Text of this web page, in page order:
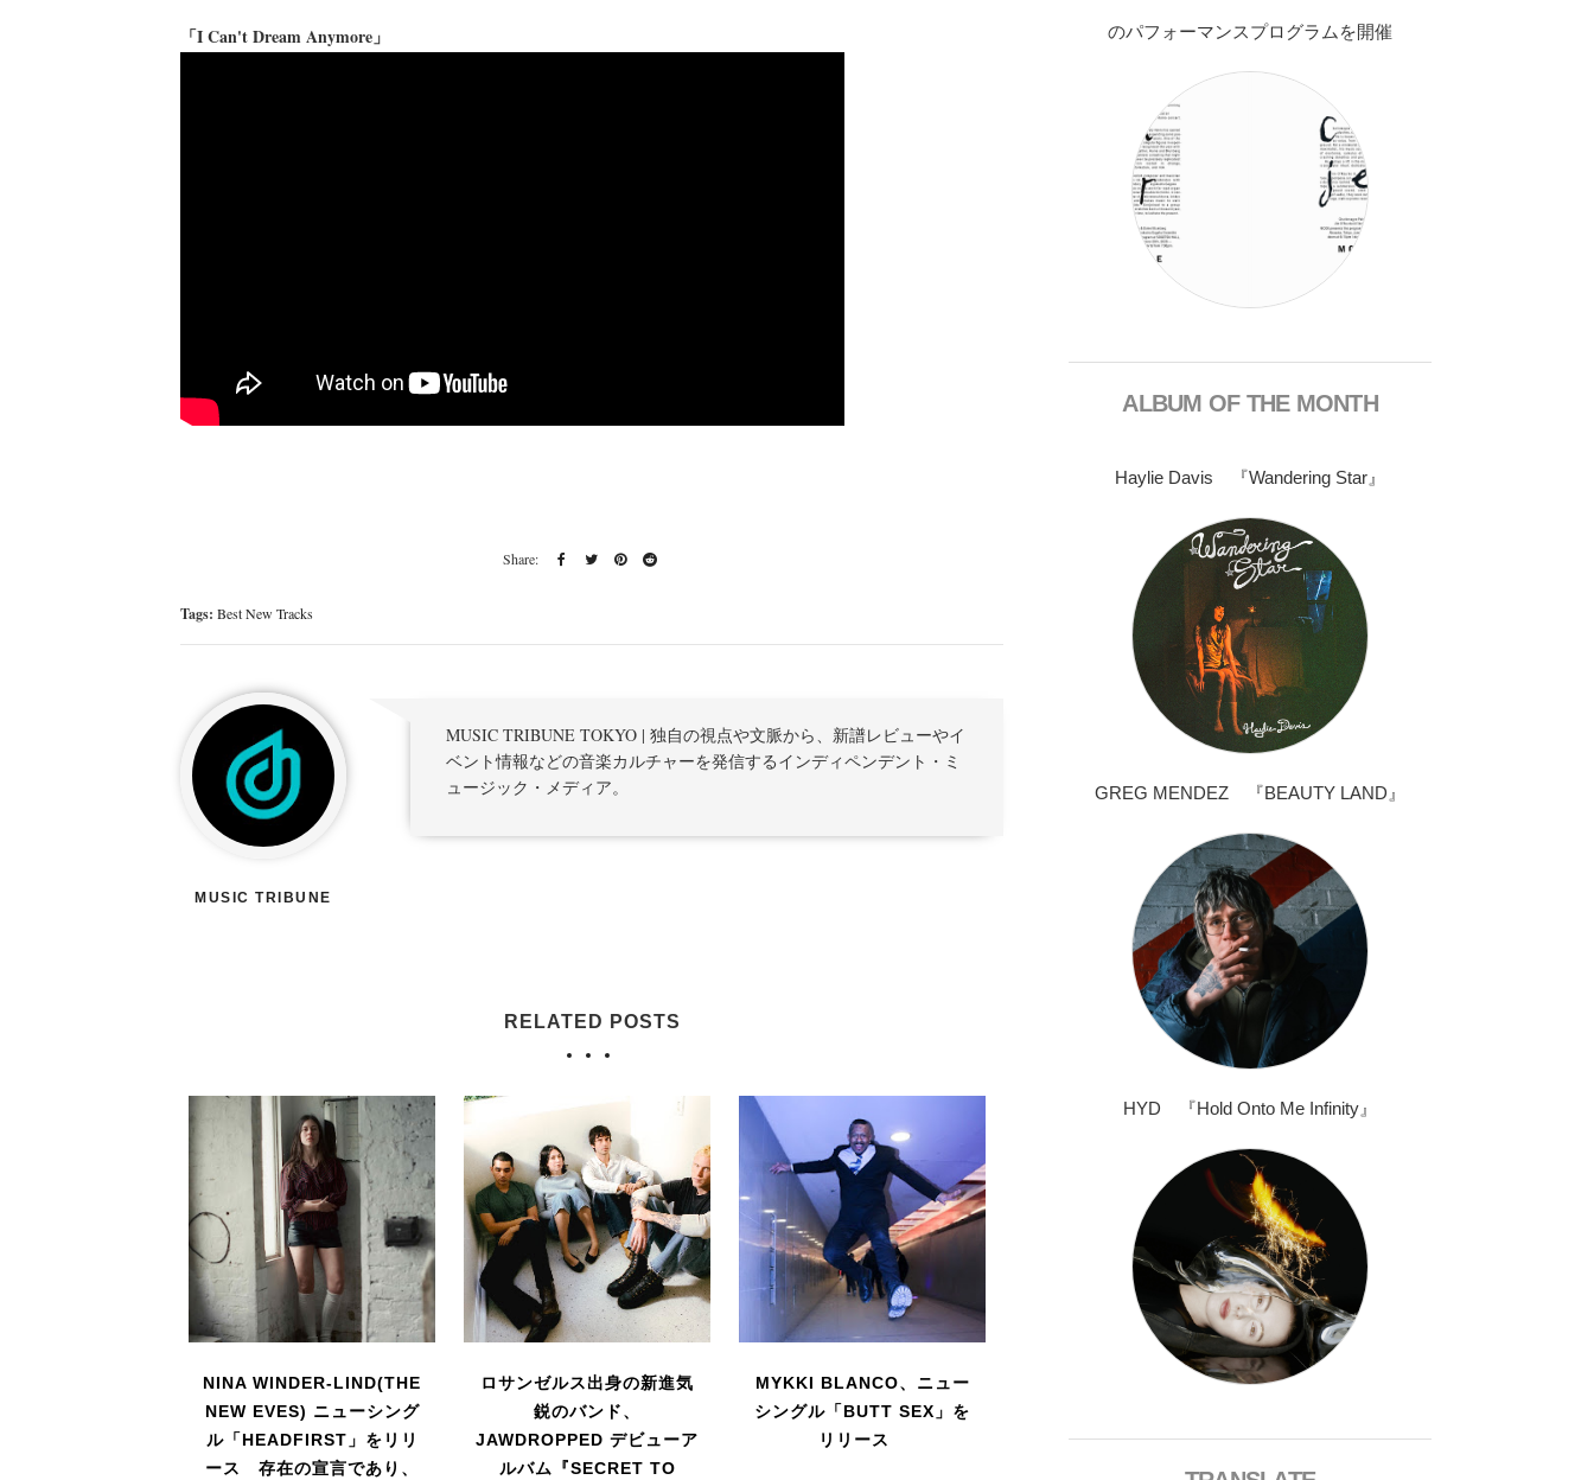
「I Can't Dream Anymore」
Tags: Best New Tracks
MUSIC TRIBUNE
MUSIC TRIBUNE TOKYO | 独自の視点や文脈から、新譜レビューやイ
ベント情報などの音楽カルチャーを発信するインディペンデント・ミ
ュージック・メディア。
RELATED POSTS
NINA WINDER-LIND(THE
NEW EVES) ニューシング
ル「HEADFIRST」をリリ
ース 存在の宣言であり、
ロサンゼルス出身の新進気
鋭のバンド、
JAWDROPPED デビューア
ルバム『SECRET TO
MYKKI BLANCO、ニュー
シングル「BUTT SEX」を
リリース
のパフォーマンスプログラムを開催
ALBUM OF THE MONTH
Haylie Davis 『Wandering Star』
GREG MENDEZ 『BEAUTY LAND』
HYD 『Hold Onto Me Infinity』